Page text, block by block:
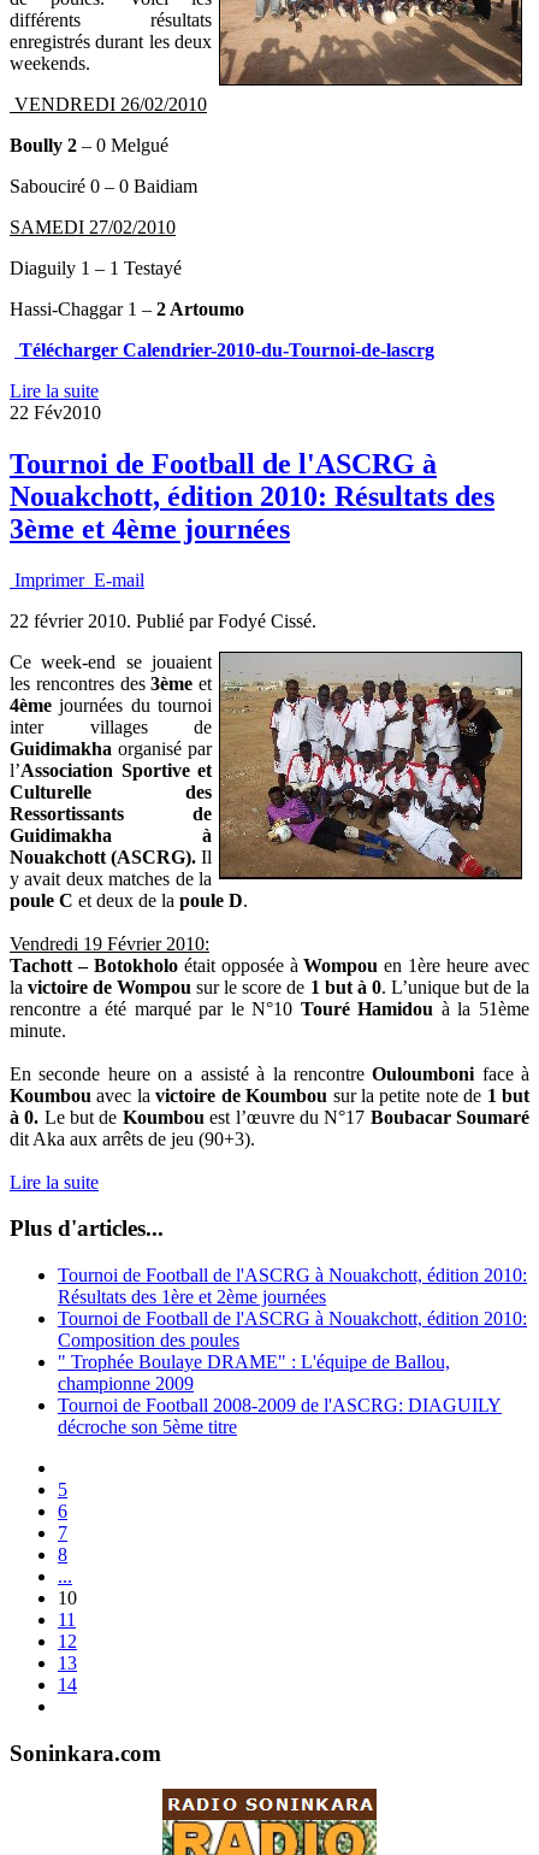
différents résultats
enregistrés durant les deux
weekends.
VENDREDI 26/02/2010
Boully 2 – 0 Melgué
Sabouciré 0 – 0 Baidiam
SAMEDI 27/02/2010
Diaguily 1 – 1 Testayé
Hassi-Chaggar 1 – 2 Artoumo
Télécharger Calendrier-2010-du-Tournoi-de-lascrg
Lire la suite
22 Fév2010
Tournoi de Football de l'ASCRG à
Nouakchott, édition 2010: Résultats des
3ème et 4ème journées
Imprimer E-mail
22 février 2010. Publié par Fodyé Cissé.
Ce week-end se jouaient
les rencontres des3ème et
4èmejournées du tournoi
inter villages de
Guidimakha organisé par
l’Association Sportive et
Culturelle des
Ressortissants de
Guidimakha à
Nouakchott (ASCRG). Il
y avait deux matches de la
poule C et deux de la poule D.
Vendredi 19 Février 2010:
Tachott – Botokholoétait opposée àWompouen 1ère heure avec
lavictoire de Wompou sur le score de 1 but à 0. L’unique but de la
rencontre a été marqué par le N°10 Touré Hamidou à la 51ème
minute.
En seconde heure on a assisté à la rencontreOuloumboni face à
Koumbouavec lavictoire de Koumbou sur la petite note de 1 but
à 0. Le but de Koumbouest l’œuvre du N°17 Boubacar Soumaré
dit Aka aux arrêts de jeu (90+3).
Lire la suite
Plus d'articles...
Tournoi de Football de l'ASCRG à Nouakchott, édition 2010:
Résultats des 1ère et 2ème journées
Tournoi de Football de l'ASCRG à Nouakchott, édition 2010:
Composition des poules
" Trophée Boulaye DRAME" : L'équipe de Ballou,
championne 2009
Tournoi de Football 2008-2009 de l'ASCRG: DIAGUILY
décroche son 5ème titre
5
6
7
8
...
10
11
12
13
14
Soninkara.com